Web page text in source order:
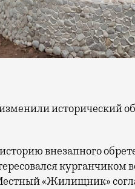
историю внезапного
курганчиком
«Жилищник»